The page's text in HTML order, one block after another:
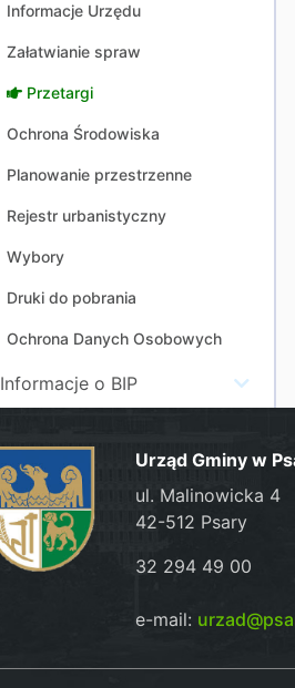
Informacje Urzędu
Załatwianie spraw
Przetargi
Ochrona Środowiska
Planowanie przestrzenne
Rejestr urbanistyczny
Wybory
Druki do pobrania
Ochrona Danych Osobowych
Informacje o BIP
Urząd Gminy w
ul. Malinowicka 4
42-512 Psary
32 294 49 00
e-mail: